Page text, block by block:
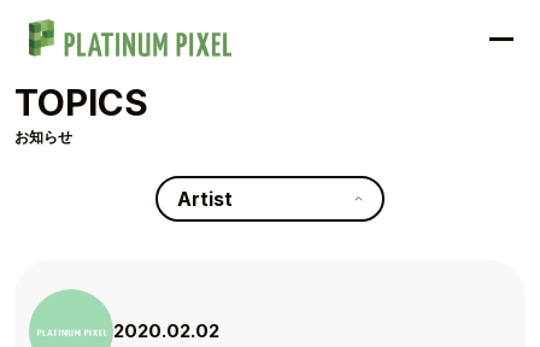
TOPICS
お知らせ
Artist
2020.02.02